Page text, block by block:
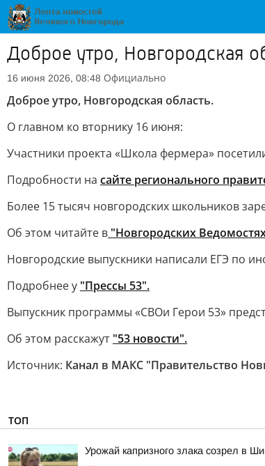
Доброе утро, Новгородская
16 июня 2026, 08:48 Официально
Доброе утро, Новгородская область.
О главном ко вторнику 16 июня:
Участники проекта «Школа фермера»
Подробности на сайте регионального
Более 15 тысяч новгородских школьников
Об этом читайте в "Новгородских
Новгородские выпускники написали ЕГЭ по
Подробнее у "Прессы 53".
Выпускник программы «СВОи Герои 53»
Об этом расскажут "53 новости".
Источник: Канал в МАКС "Правительство
ТОП
Урожай капризного злака созрел в